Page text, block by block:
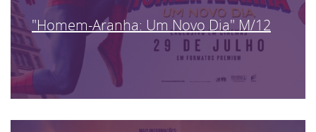
"Homem-Aranha: Um Novo Dia" M/12